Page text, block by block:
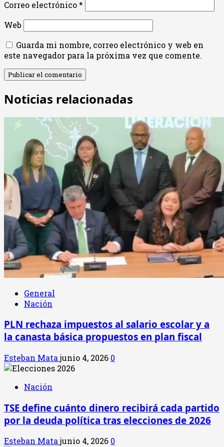
Correo electrónico*
Web
Guarda mi nombre, correo electrónico y web en
este navegador para la próxima vez que comente.
Noticias relacionadas
General
Nación
PLN rechaza impuestos al salario escolar y a
la canasta básica propuestos en plan fiscal
Esteban Matajunio 4, 2026 0
Nación
TSE define cuánto dinero recibirá cada partido
por la deuda política tras elecciones de 2026
Esteban Matajunio 4, 2026 0